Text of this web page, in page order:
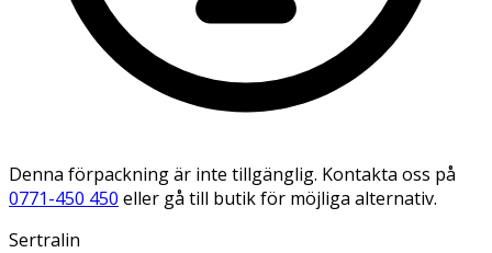
Denna förpackning är inte tillgänglig. Kontakta oss på
0771-450 450 eller gå till butik för möjliga alternativ.
Sertralin